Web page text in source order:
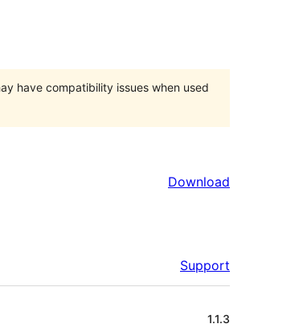
have compatibility issues when used
Download
Support
1.1.3